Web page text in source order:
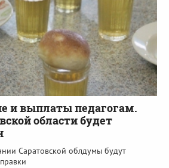
и выплаты педагогам.
области будет
Саратовской облдумы будут